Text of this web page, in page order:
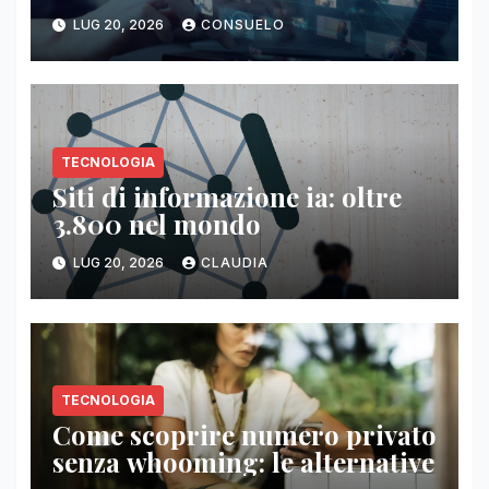
LUG 20, 2026 CONSUELO
TECNOLOGIA
Siti di informazione ia: oltre
3.800 nel mondo
LUG 20, 2026 CLAUDIA
TECNOLOGIA
Come scoprire numero privato
senza whooming: le alternative